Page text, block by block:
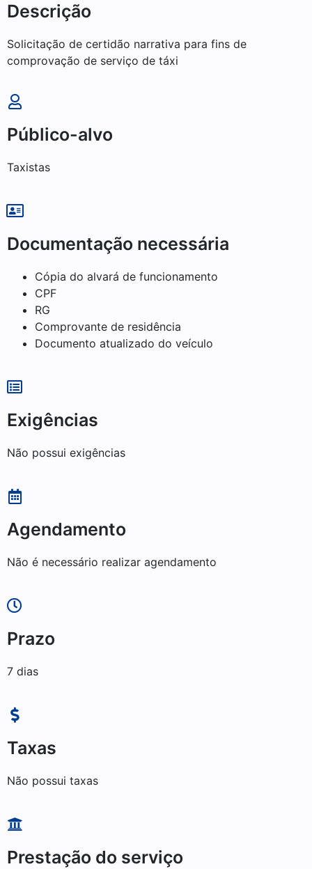
Descrição
Solicitação de certidão narrativa para fins de
comprovação de serviço de táxi
Público-alvo
Taxistas
Documentação necessária
Cópia do alvará de funcionamento
CPF
RG
Comprovante de residência
Documento atualizado do veículo
Exigências
Não possui exigências
Agendamento
Não é necessário realizar agendamento
Prazo
7 dias
Taxas
Não possui taxas
Prestação do serviço